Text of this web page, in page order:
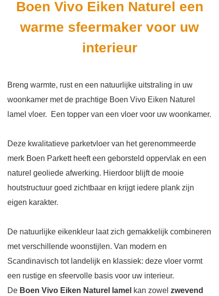
Boen Vivo Eiken Naturel een
warme sfeermaker voor uw
interieur
Breng warmte, rust en een natuurlijke uitstraling in uw
woonkamer met de prachtige Boen Vivo Eiken Naturel
lamel vloer. Een topper van een vloer voor uw woonkamer.
Deze kwalitatieve parketvloer van het gerenommeerde
merk Boen Parkett heeft een geborsteld oppervlak en een
naturel geoliede afwerking. Hierdoor blijft de mooie
houtstructuur goed zichtbaar en krijgt iedere plank zijn
eigen karakter.
De natuurlijke eikenkleur laat zich gemakkelijk combineren
met verschillende woonstijlen. Van modern en
Scandinavisch tot landelijk en klassiek: deze vloer vormt
een rustige en sfeervolle basis voor uw interieur.
De Boen Vivo Eiken Naturel lamel kan zowel zwevend
website-
van